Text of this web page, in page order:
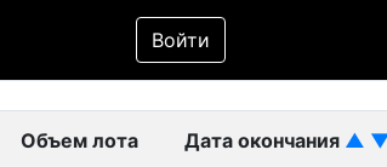
Войти
Фильтр
Объем лота Дата окончания ▲